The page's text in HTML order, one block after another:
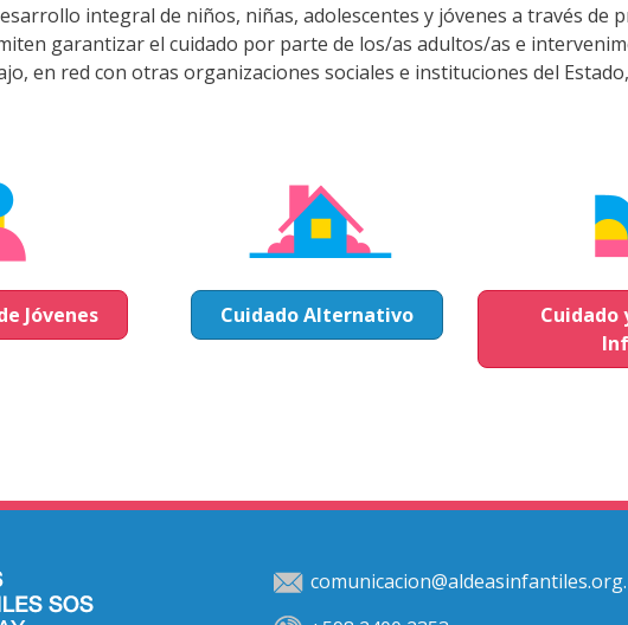
integral de niños, niñas, adolescentes y jóvenes a través de
garantizar el cuidado por parte de los/as adultos/as e
en red con otras organizaciones sociales e instituciones del
Jóvenes Cuidado Alternativo
Cuidado